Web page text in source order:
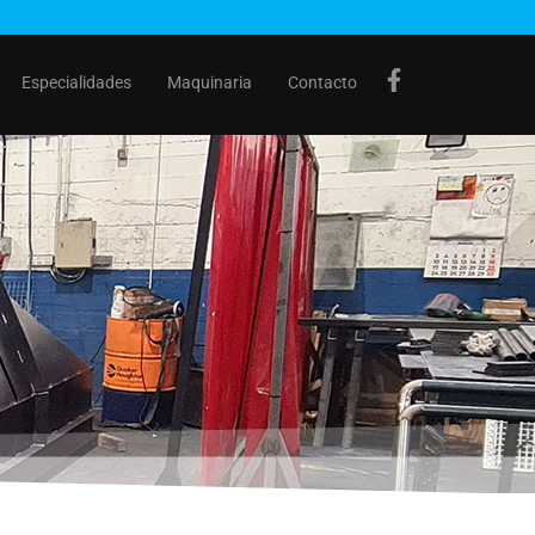
Especialidades Maquinaria Contacto